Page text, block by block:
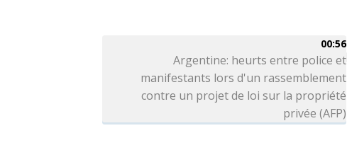
00:56
Argentine: heurts entre police et
manifestants lors d'un rassemblement
contre un projet de loi sur la propriété
privée (AFP)